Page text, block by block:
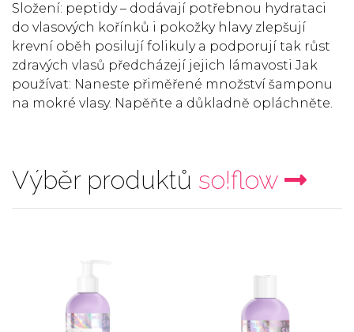
Složení: peptidy – dodávají potřebnou hydrataci
do vlasových kořínků i pokožky hlavy zlepšují
krevní oběh posilují folikuly a podporují tak růst
zdravých vlasů předcházejí jejich lámavosti Jak
používat: Naneste přiměřené množství šamponu
na mokré vlasy. Napěňte a důkladně opláchněte.
Výběr produktů so!flow